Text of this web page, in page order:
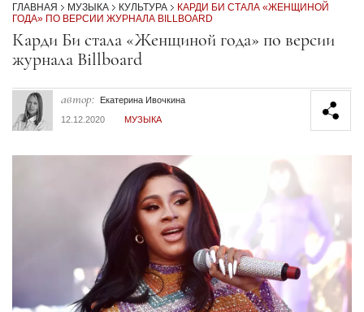
ГЛАВНАЯ МУЗЫКА КУЛЬТУРА
КАРДИ БИ СТАЛА «ЖЕНЩИНОЙ
ГОДА» ПО ВЕРСИИ ЖУРНАЛА BILLBOARD
Секция статей
Карди Би стала «Женщиной года» по версии
журнала Billboard
автор:
Екатерина Ивочкина
12.12.2020
МУЗЫКА